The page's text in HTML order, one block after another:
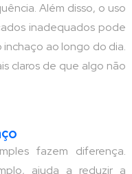
Além disso, o uso
inadequados pode
ao longo do dia.
claros de que algo não
fazem diferença.
ajuda a reduzir a